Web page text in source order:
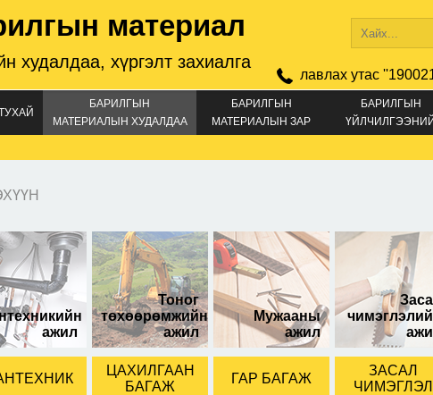
материал
худалдаа, хүргэлт захиалга
лавлах утас
БАРИЛГЫН
МАТЕРИАЛЫН ХУДАЛДАА
БАРИЛГЫН
МАТЕРИАЛЫН ЗАР
БАРИЛГЫН
ҮЙЛЧИЛГЭЭНИЙ
ажил
Тоног
төхөөрөмжийн
ажил
Мужааны
ажил
ЦАХИЛГААН
БАГАЖ
ГАР БАГАЖ
ЗАСАЛ
ЧИМЭГЛЭЛ
32-25 32-20